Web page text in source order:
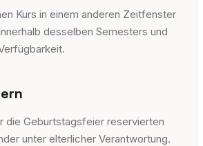
Kurs in einem anderen Zeitfenster
desselben Semesters und
die Geburtstagsfeier reservierten
unter elterlicher Verantwortung.